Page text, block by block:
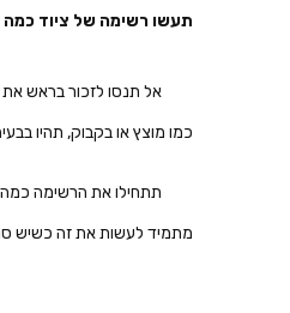
תעשו רשימה של ציוד כמה
אל תנסו לזכור בראש
כמו מוצץ או בקבוק, תהיו
תתחילו את הרשימה כמה
מתמיד לעשות את זה כשיש